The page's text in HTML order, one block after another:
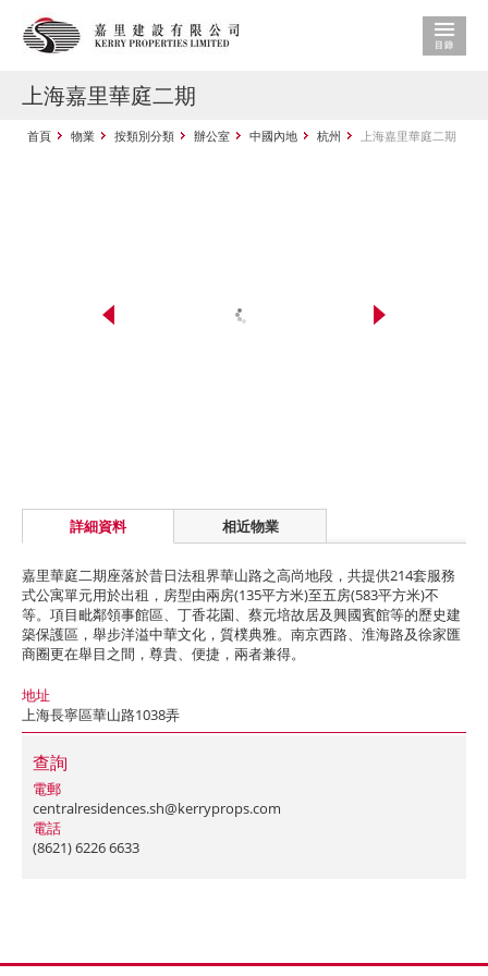
上海嘉里華庭二期
首頁 物業 按類別分類 辦公室 中國內地 杭州 上海嘉里華庭二期
詳細資料 相近物業
嘉里華庭二期座落於昔日法租界華山路之高尚地段，共提供214套服務
式公寓單元用於出租，房型由兩房(135平方米)至五房(583平方米)不
等。項目毗鄰領事館區、丁香花園、蔡元培故居及興國賓館等的歷史建
築保護區，舉步洋溢中華文化，質樸典雅。南京西路、淮海路及徐家匯
商圈更在舉目之間，尊貴、便捷，兩者兼得。
地址
上海長寧區華山路1038弄
查詢
電郵
centralresidences.sh@kerryprops.com
電話
(8621) 6226 6633